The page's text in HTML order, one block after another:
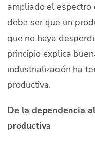
ampliado el espectro
debe ser que un
que no haya
principio explica
industrialización ha
productiva.
De la dependencia
productiva